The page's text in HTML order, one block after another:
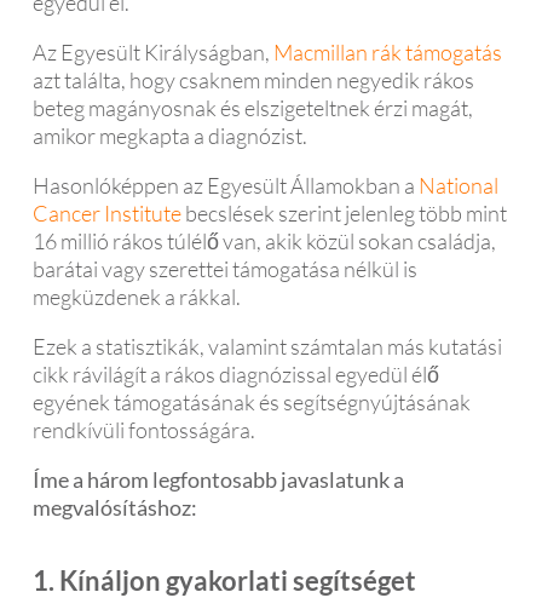
Az Egyesült Királyságban, Macmillan rák támogatás
azt találta, hogy csaknem minden negyedik rákos
beteg magányosnak és elszigeteltnek érzi magát,
amikor megkapta a diagnózist.
Hasonlóképpen az Egyesült Államokban a National
Cancer Institutebecslések szerint jelenleg több mint
16 millió rákos túlélő van, akik közül sokan családja,
barátai vagy szerettei támogatása nélkül is
megküzdenek a rákkal.
Ezek a statisztikák, valamint számtalan más kutatási
cikk rávilágít a rákos diagnózissal egyedül élő
egyének támogatásának és segítségnyújtásának
rendkívüli fontosságára.
Íme a három legfontosabb javaslatunk a
megvalósításhoz:
1. Kínáljon gyakorlati segítséget